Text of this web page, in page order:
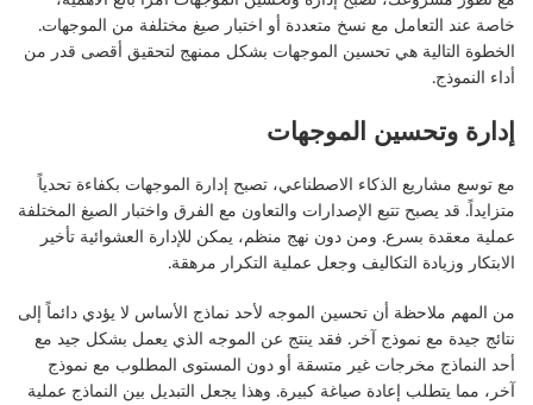
خاصة عند التعامل مع نسخ متعددة أو اختبار صيغ مختلفة من الموجهات.
الخطوة التالية هي تحسين الموجهات بشكل ممنهج لتحقيق أقصى قدر من
أداء النموذج.
إدارة وتحسين الموجهات
مع توسع مشاريع الذكاء الاصطناعي، تصبح إدارة الموجهات بكفاءة تحدياً
متزايداً. قد يصبح تتبع الإصدارات والتعاون مع الفرق واختبار الصيغ المختلفة
عملية معقدة بسرع. ومن دون نهج منظم، يمكن للإدارة العشوائية تأخير
الابتكار وزيادة التكاليف وجعل عملية التكرار مرهقة.
من المهم ملاحظة أن تحسين الموجه لأحد نماذج الأساس لا يؤدي دائماً إلى
نتائج جيدة مع نموذج آخر. فقد ينتج عن الموجه الذي يعمل بشكل جيد مع
أحد النماذج مخرجات غير متسقة أو دون المستوى المطلوب مع نموذج
آخر، مما يتطلب إعادة صياغة كبيرة. وهذا يجعل التبديل بين النماذج عملية